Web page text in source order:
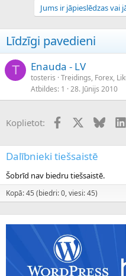
Jums ir jāpieslēdzas vai
Līdzīgi pavedieni
T Enauda - LV
tosteris Treidings, Forex,
Atbildes 1 28. Jūnijs 2010
Koplietot: FacebookX (Twitter)
Dalībnieki tiešsaistē
Šobrīd nav biedru tiešsaistē.
Kopā: 45 (biedri: 0, viesi: 45)